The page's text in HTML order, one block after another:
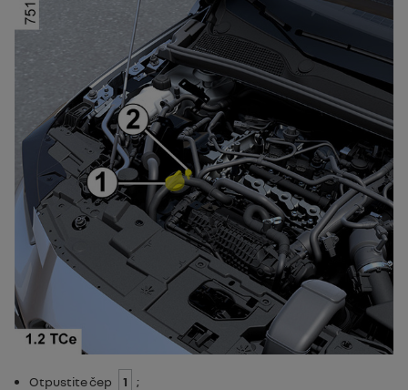
Otpustite čep 1
;